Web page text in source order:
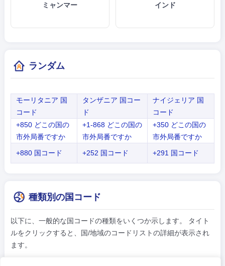
ミャンマー インド
ランダム
モーリタニア 国
コード
タンザニア 国コー
ド
ナイジェリア 国
コード
+850 どこの国の
市外局番ですか
+1-868 どこの国の
市外局番ですか
+350 どこの国の
市外局番ですか
+880 国コード
+252 国コード +291 国コード
種類別の国コード
以下に、一般的な国コードの種類をいくつか示します。 タイト
ルをクリックすると、国/地域のコードリストの詳細が表示され
ます。